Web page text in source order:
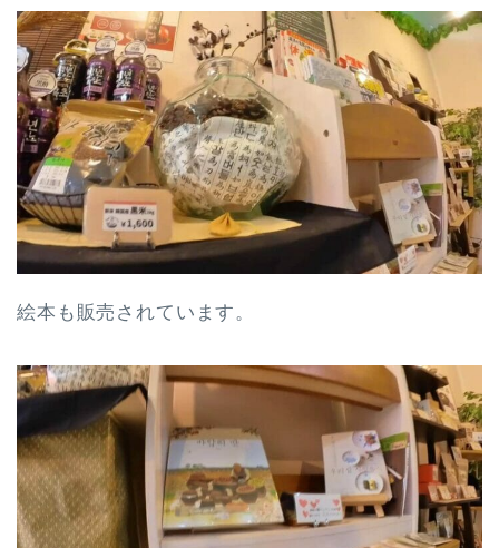
絵本も販売されています。